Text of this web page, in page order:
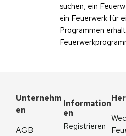
suchen, ein
ein Feuerwerk für
Programmen
Unternehm
en
AGB
Information
en
Registrieren